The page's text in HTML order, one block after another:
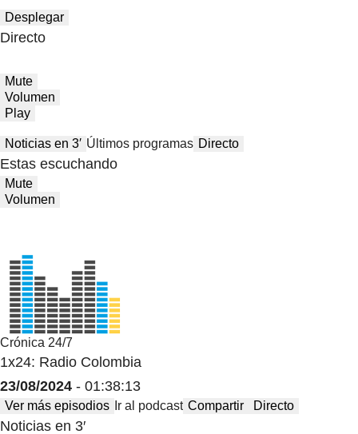
Desplegar
Directo
Mute
Volumen
Play
Noticias en 3′ Últimos programas Directo
Estas escuchando
Mute
Volumen
Crónica 24/7
1x24: Radio Colombia
23/08/2024 - 01:38:13
Ver más episodios Ir al podcast Compartir Directo
Noticias en 3′